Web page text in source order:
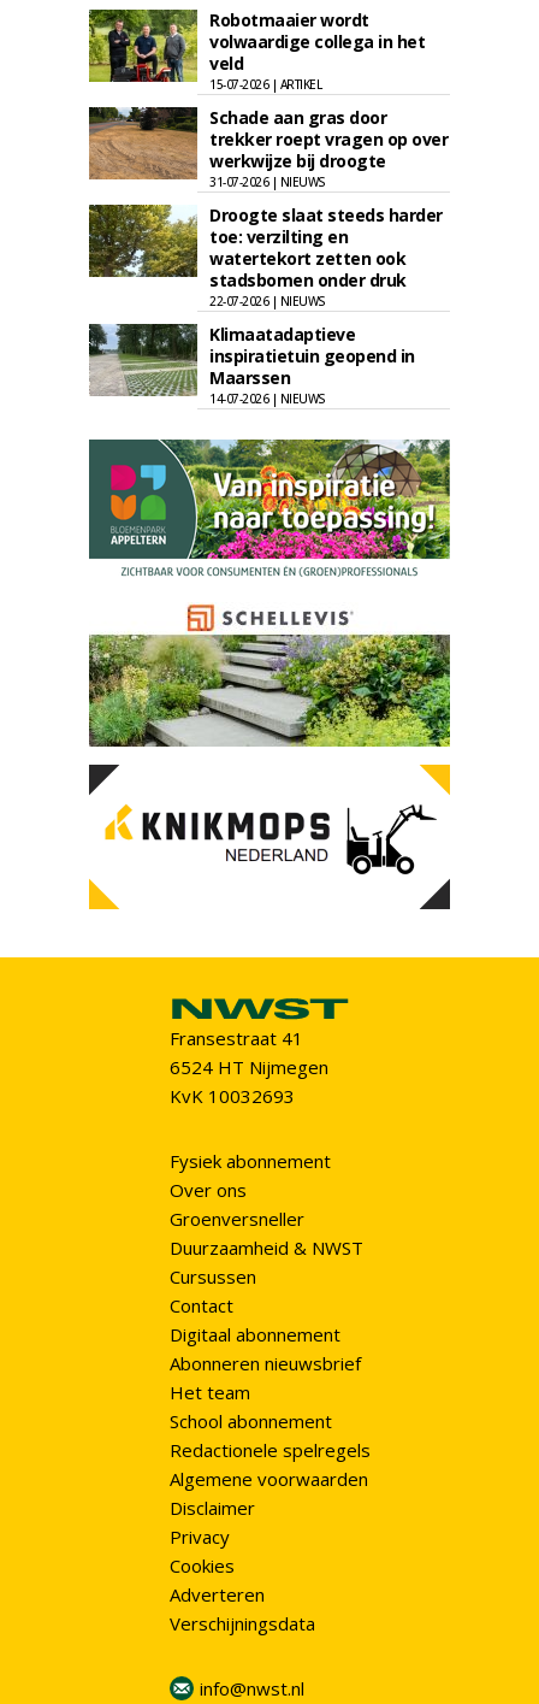
Robotmaaier wordt
volwaardige collega in het
veld
15-07-2026 | ARTIKEL
Schade aan gras door
trekker roept vragen op over
werkwijze bij droogte
31-07-2026 | NIEUWS
Droogte slaat steeds harder
toe: verzilting en
watertekort zetten ook
stadsbomen onder druk
22-07-2026 | NIEUWS
Klimaatadaptieve
inspiratietuin geopend in
Maarssen
14-07-2026 | NIEUWS
Fransestraat 41
6524 HT Nijmegen
KvK 10032693
Fysiek abonnement
Over ons
Groenversneller
Duurzaamheid & NWST
Cursussen
Contact
Digitaal abonnement
Abonneren nieuwsbrief
Het team
School abonnement
Redactionele spelregels
Algemene voorwaarden
Disclaimer
Privacy
Cookies
Adverteren
Verschijningsdata
info@nwst.nl